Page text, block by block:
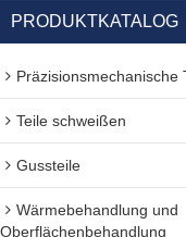
PRODUKTKATALOG
Präzisionsmechanische
Teile schweißen
Gussteile
Wärmebehandlung und
Oberflächenbehandlung